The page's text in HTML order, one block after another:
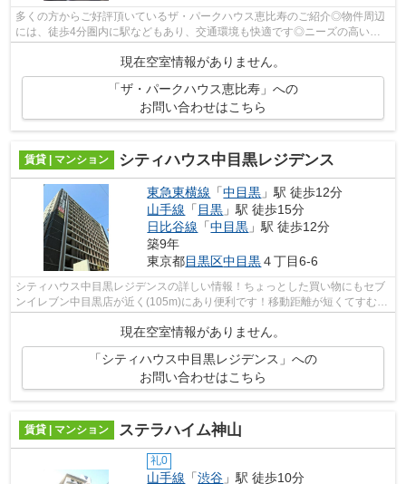
多くの方からご好評頂いているザ・パークハウス恵比寿のご紹介◎物件周辺
には、徒歩4分圏内に駅などもあり、交通環境も快適です◎ニーズの高いエ
現在空室情報がありません。
「ザ・パークハウス恵比寿」への
お問い合わせはこちら
賃貸 | マンション シティハウス中目黒レジデンス
東急東横線 「中目黒 」駅 徒歩12分
山手線 「 目黒 」駅 徒歩15分
日比谷線 「中目黒 」駅 徒歩12分
築9年
東京都目黒区中目黒４丁目6-6
シティハウス中目黒レジデンスの詳しい情報！ちょっとした買い物にもセブ
ンイレブン中目黒店が近く(105m)にあり便利です！移動距離が短くてすむ、
敷地内ごみ置き場です！幅広い層に好...
現在空室情報がありません。
「シティハウス中目黒レジデンス」への
お問い合わせはこちら
賃貸 | マンション ステラハイム神山
礼0
山手線 「渋谷 」駅 徒歩10分